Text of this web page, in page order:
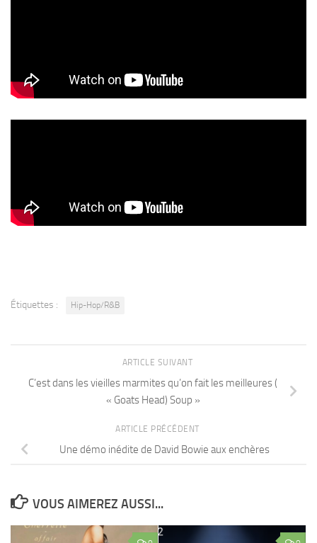
Étiquettes : Hip-Hop/R&B
ARTICLE SUIVANT
C’est dans les vieilles marmites qu’on fait les meilleures (
« Goats Head) Soup »
ARTICLE PRÉCÉDENT
Une démo inédite de David Bowie aux enchères
VOUS AIMEREZ AUSSI...